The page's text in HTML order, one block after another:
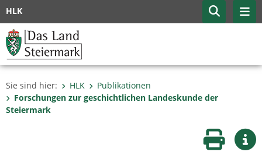
HLK
Sie sind hier: HLK
Publikationen
Forschungen zur geschicht­lichen Landes­kunde der
Steiermark
Seite